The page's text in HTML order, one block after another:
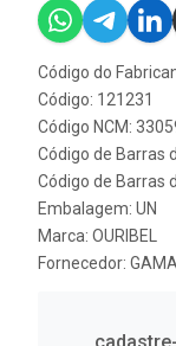
Código do
Código: 121231
Código NCM:
Código de Barras
Código de Barras
Embalagem: UN
Marca: OURIBEL
Fornecedor: